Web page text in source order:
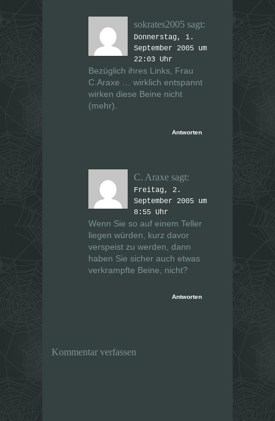
sokrates2005 sagt:
Donnerstag, 1.
September 2005 um
22:03 Uhr
Bezüglich ihres Links, Frau
C.Araxe … wirklich entspannt
wirken diese Beine nicht
(mehr).
Antworten
C. Araxe sagt:
Freitag, 2.
September 2005 um
8:55 Uhr
Wenn Sie so auf einem Teller
liegen würden, kurz davor
verspeist zu werden, dann
haben Sie sicher auch etwas
verkrampfte Beine, nicht?
Antworten
Kommentar verfassen